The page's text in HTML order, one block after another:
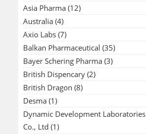
Asia Pharma (12)
Australia (4)
Axio Labs (7)
Balkan Pharmaceutical (35)
Bayer Schering Pharma (3)
British Dispencary (2)
British Dragon (8)
Desma (1)
Dynamic Development Laboratories
Co., Ltd (1)